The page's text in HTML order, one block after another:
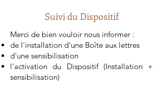
Suivi du Dispositif
Merci de bien vouloir nous informer :
de l'installation d'une Boîte aux lettres
d'une sensibilisation
l'activation du Dispositif (Installation +
sensibilisation)